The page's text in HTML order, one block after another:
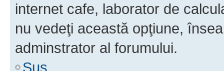
internet cafe, laborator de
nu vedeţi această opţiune,
adminstrator al forumului.
Sus